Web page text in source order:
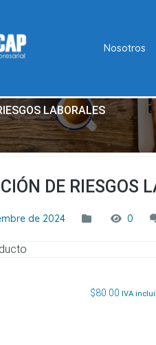
Nosotros
LABORALES
DE RIESGOS
de 2024 0
$80.00 IVA